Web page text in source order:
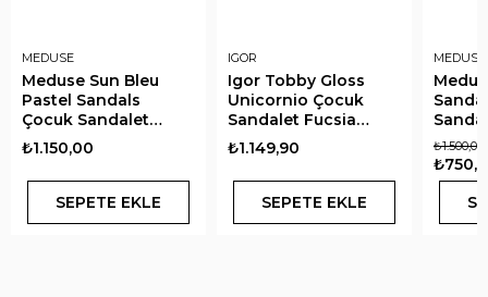
MEDUSE
Meduse Sun Bleu
Pastel Sandals
Çocuk Sandalet
Pastel Mavi
₺1.150,00
SEPETE EKLE
IGOR
Igor Tobby Gloss
Unicornio Çocuk
Sandalet Fucsia
Glitter
₺1.149,90
SEPETE EKLE
MEDUSE
₺1.500,00